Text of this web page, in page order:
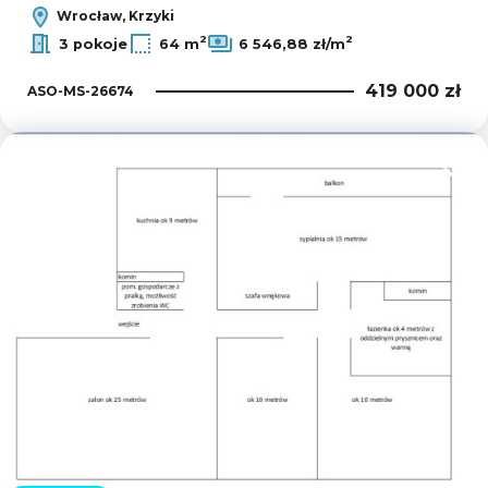
Wrocław, Krzyki
3 pokoje
64 m2 6 546,88 zł/m2
ASO-MS-26674 419 000 zł